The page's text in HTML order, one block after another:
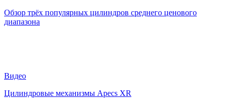
Обзор трёх популярных цилиндров среднего ценового
диапазона
Видео
Цилиндровые механизмы Apecs XR